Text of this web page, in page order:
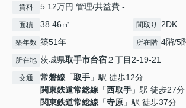
賃料 5.12万円 管理/共益費 -
面積 38.46㎡ 間取り 2DK
築年数 築51年 所在階 4階/5
所在地 茨城県取手市台宿２丁目2-19-21
交通 常磐線 「取手 」駅 徒歩12分
関東鉄道常総線 「西取手 」駅 徒歩27分
関東鉄道常総線 「寺原 」駅 徒歩37分